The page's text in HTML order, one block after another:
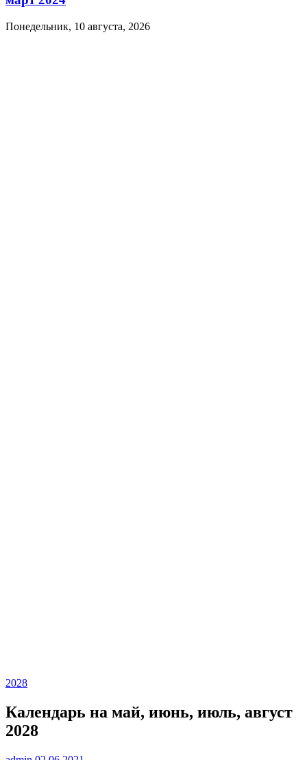
Понедельник, 10 августа, 2026
2028
Календарь на май, июнь, июль, август
2028